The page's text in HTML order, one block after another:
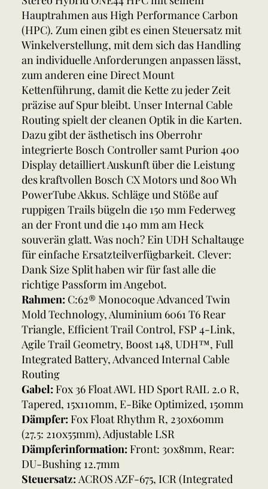
Hauptrahmen aus High Performance Carbon
(HPC). Zum einen gibt es einen Steuersatz mit
Winkelverstellung, mit dem sich das Handling
an individuelle Anforderungen anpassen lässt,
zum anderen eine Direct Mount
Kettenführung, damit die Kette zu jeder Zeit
präzise auf Spur bleibt. Unser Internal Cable
Routing spielt der cleanen Optik in die Karten.
Dazu gibt der ästhetisch ins Oberrohr
integrierte Bosch Controller samt Purion 400
Display detailliert Auskunft über die Leistung
des kraftvollen Bosch CX Motors und 800 Wh
PowerTube Akkus. Schläge und Stöße auf
ruppigen Trails bügeln die 150 mm Federweg
an der Front und die 140 mm am Heck
souverän glatt. Was noch? Ein UDH Schaltauge
für einfache Ersatzteilverfügbarkeit. Clever:
Dank Size Split haben wir für fast alle die
richtige Passform im Angebot.
Rahmen: C:62® Monocoque Advanced Twin
Mold Technology, Aluminium 6061 T6 Rear
Triangle, Efficient Trail Control, FSP 4-Link,
Agile Trail Geometry, Boost 148, UDH™, Full
Integrated Battery, Advanced Internal Cable
Routing
Gabel: Fox 36 Float AWL HD Sport RAIL 2.0 R,
Tapered, 15x110mm, E-Bike Optimized, 150mm
Dämpfer: Fox Float Rhythm R, 230x60mm
(27.5: 210x55mm), Adjustable LSR
Dämpferinformation: Front: 30x8mm, Rear:
DU-Bushing 12.7mm
Steuersatz: ACROS AZF-675, ICR (Integrated